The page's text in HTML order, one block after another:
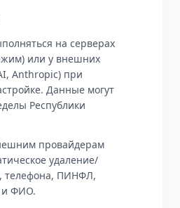
на серверах
или у внешних
Anthropic) при
Данные могут
Республики
провайдерам
удаление/
телефона, ПИНФЛ,
и ФИО.